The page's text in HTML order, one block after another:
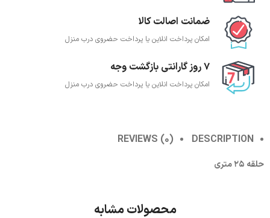
ضمانت اصالت کالا
امکان پرداخت انلاین یا پرداخت حضروی درب منزل
7 روز گارانتی بازگشت وجه
امکان پرداخت انلاین یا پرداخت حضروی درب منزل
DESCRIPTION
REVIEWS (0)
حلقه 25 متری
محصولات مشابه